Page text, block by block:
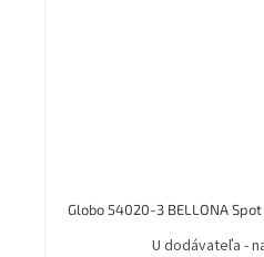
Globo 54020-3 BELLONA Spot
U dodávateľa -